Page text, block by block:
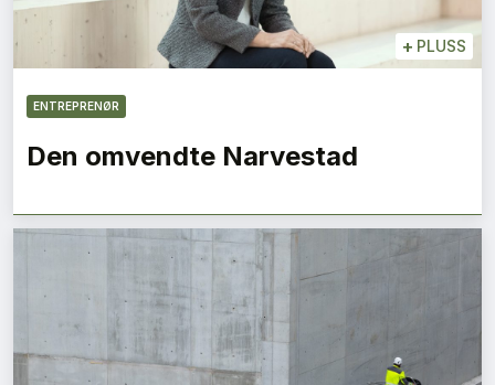
+ PLUSS
ENTREPRENØR
Den omvendte Narvestad